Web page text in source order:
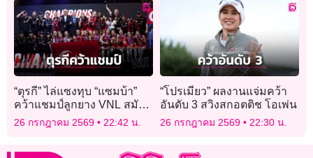
“ตุรกี” ไล่แซงทุบ “แซมบ้า”
คว้าแชมป์ลูกยาง VNL สมัย
2
26 กรกฎาคม 2569 22:42 น.
“โปรเมียว” ผลงานแจ่มคว้า
อันดับ 3 สวิงสกอตติช โอเพ่น
26 กรกฎาคม 2569 22:30 น.